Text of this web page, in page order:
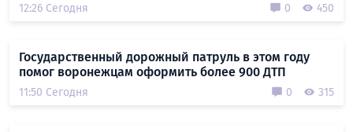
12:26 Сегодня 0 450
Государственный дорожный патруль в этом году
помог воронежцам оформить более 900 ДТП
11:50 Сегодня 0 315